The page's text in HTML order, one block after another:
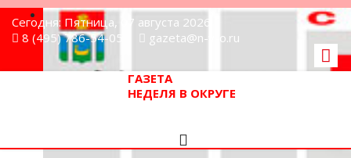
Сегодня: Пятница, 07 августа 2026
8 (495) 786-54-05
gazeta@n-v-o.ru
ГАЗЕТА
НЕДЕЛЯ В ОКРУГЕ